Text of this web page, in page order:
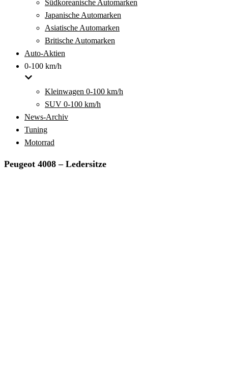
Südkoreanische Automarken
Japanische Automarken
Asiatische Automarken
Britische Automarken
Auto-Aktien
0-100 km/h
Kleinwagen 0-100 km/h
SUV 0-100 km/h
News-Archiv
Tuning
Motorrad
Peugeot 4008 – Ledersitze